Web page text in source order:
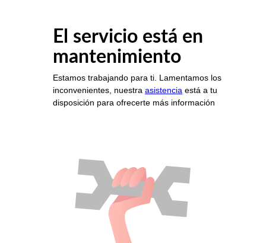
El servicio está en
mantenimiento
Estamos trabajando para ti. Lamentamos los
inconvenientes, nuestra asistencia está a tu
disposición para ofrecerte más información